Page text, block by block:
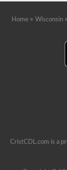
Home » Wisconsin »
CristCDL.com is a